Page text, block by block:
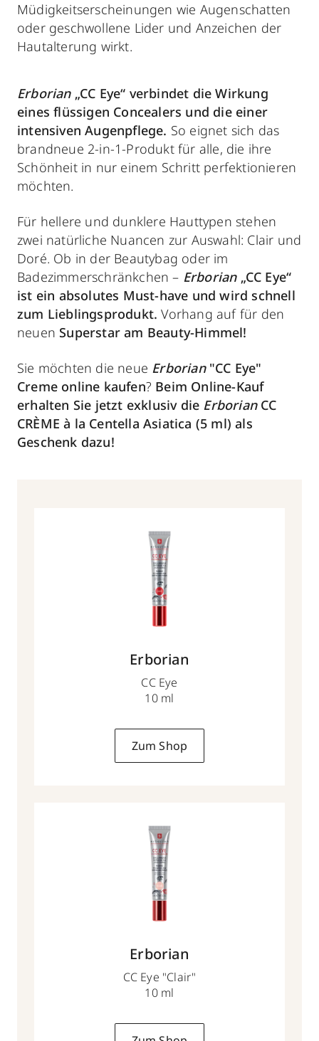
Müdigkeitserscheinungen wie Augenschatten
oder geschwollene Lider und Anzeichen der
Hautalterung wirkt.
Erborian„CC Eye“ verbindet die Wirkung
eines flüssigen Concealers und die einer
intensiven Augenpflege. So eignet sich das
brandneue 2-in-1-Produkt für alle, die ihre
Schönheit in nur einem Schritt perfektionieren
möchten.
Für hellere und dunklere Hauttypen stehen
zwei natürliche Nuancen zur Auswahl: Clair und
Doré. Ob in der Beautybag oder im
Badezimmerschränkchen – Erborian„CC Eye“
ist ein absolutes Must-have und wird schnell
zum Lieblingsprodukt. Vorhang auf für den
neuen Superstar am Beauty-Himmel!
Sie möchten die neue Erborian"CC Eye"
Creme online kaufen? Beim Online-Kauf
erhalten Sie jetzt exklusiv die ErborianCC
CRÈME à la Centella Asiatica (5 ml) als
Geschenk dazu!
Erborian
CC Eye
10 ml
Zum Shop
Erborian
CC Eye "Clair"
10 ml